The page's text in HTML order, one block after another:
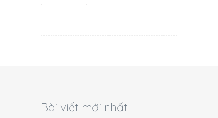
Bài viết mới nhất